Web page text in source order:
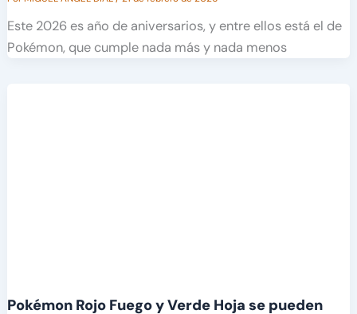
Este 2026 es año de aniversarios, y entre ellos está el de
Pokémon, que cumple nada más y nada menos
Pokémon Rojo Fuego y Verde Hoja se pueden